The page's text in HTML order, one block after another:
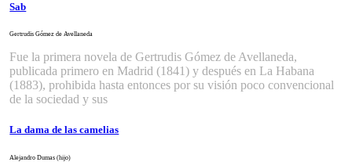
Sab
Gertrudis Gómez de Avellaneda
Fue la primera novela de Gertrudis Gómez de Avellaneda,
publicada primero en Madrid (1841) y después en La Habana
(1883), prohibida hasta entonces por su visión poco convencional
de la sociedad y sus
La dama de las camelias
Alejandro Dumas (hijo)